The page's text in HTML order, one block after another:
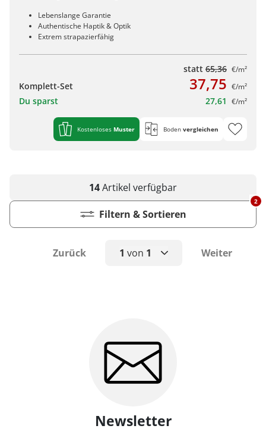
Lebenslange Garantie
Authentische Haptik & Optik
Extrem strapazierfähig
statt 65,36 €/m²
Komplett-Set 37,75 €/m²
Du sparst 27,61 €/m²
Kostenloses Muster Boden vergleichen
14Artikel verfügbar
Zurück 1 von 1 Weiter
Filtern & Sortieren
2
Newsletter